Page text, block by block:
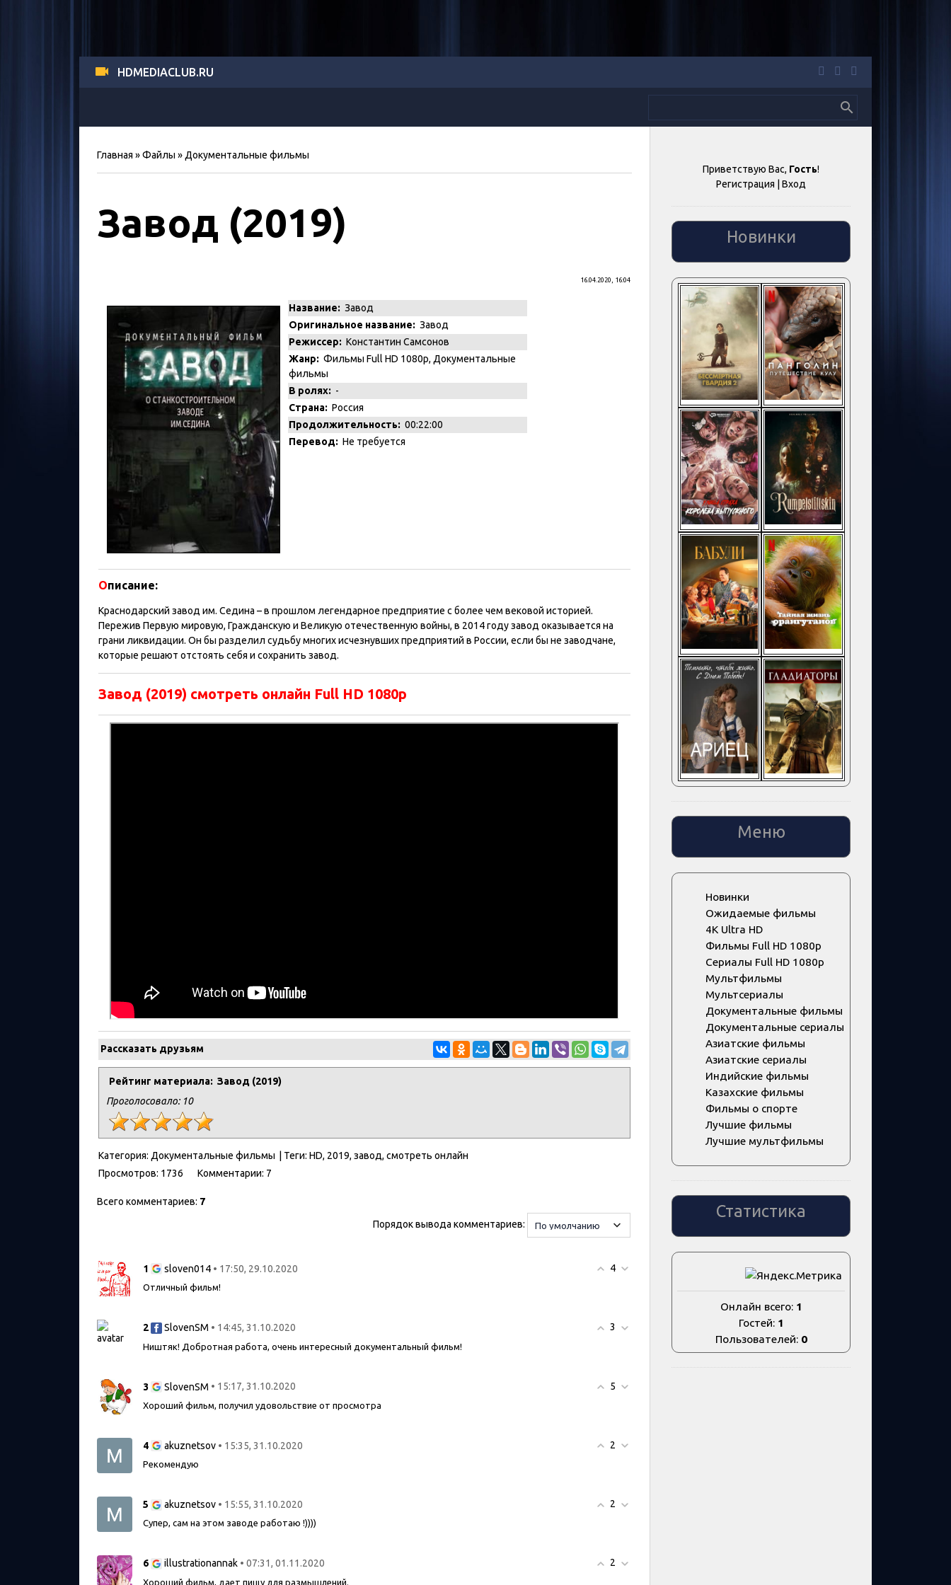
HDMEDIACLUB.RU
Главная »Файлы » Документальные фильмы
Завод (2019)
16.04.2020, 16:04
Название: Завод
Оригинальное название: Завод
Режиссер: Константин Самсонов
Жанр: Фильмы Full HD 1080p, Документальные
фильмы
В ролях: -
Страна: Россия
Продолжительность: 00:22:00
Перевод: Не требуется
Описание:
Краснодарский завод им. Седина – в прошлом легендарное предприятие с более чем вековой историей.
Пережив Первую мировую, Гражданскую и Великую отечественную войны, в 2014 году завод оказывается на
грани ликвидации. Он бы разделил судьбу многих исчезнувших предприятий в России, если бы не заводчане,
которые решают отстоять себя и сохранить завод.
Завод (2019) смотреть онлайн Full HD 1080p
Рассказать друзьям
Рейтинг материала: Завод (2019)
Проголосовало: 10
Категория: Документальные фильмы Теги: HD, 2019, завод, смотреть онлайн
Просмотров: 1736 Комментарии: 7
Всего комментариев: 7
Порядок вывода комментариев:
4
1 sloven014 • 17:50, 29.10.2020
Отличный фильм!
3
2 SlovenSM • 14:45, 31.10.2020
Ништяк! Добротная работа, очень интересный документальный фильм!
5
3 SlovenSM • 15:17, 31.10.2020
Хороший фильм, получил удовольствие от просмотра
2
4 akuznetsov • 15:35, 31.10.2020
Рекомендую
2
5 akuznetsov • 15:55, 31.10.2020
Супер, сам на этом заводе работаю !))))
2
6 illustrationannak • 07:31, 01.11.2020
Хороший фильм, дает пищу для размышлений.
Приветствую Вас, Гость!
Регистрация |Вход
Новинки
Меню
Новинки
Ожидаемые фильмы
4K Ultra HD
Фильмы Full HD 1080p
Сериалы Full HD 1080p
Мультфильмы
Мультсериалы
Документальные фильмы
Документальные сериалы
Азиатские фильмы
Азиатские сериалы
Индийские фильмы
Казахские фильмы
Фильмы о спорте
Лучшие фильмы
Лучшие мультфильмы
Статистика
Онлайн всего: 1
Гостей: 1
Пользователей: 0